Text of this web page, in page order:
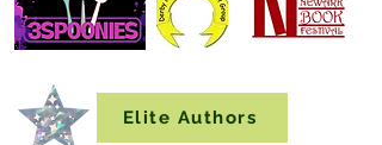
Elite Authors